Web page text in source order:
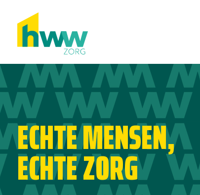
ECHTE MENSEN,
ECHTE ZORG